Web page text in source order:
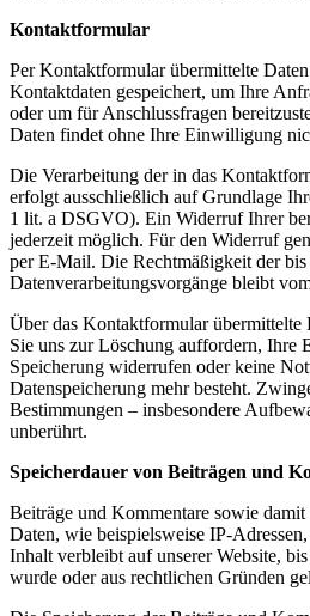
Kontaktformular
Per Kontaktformular übermittelte
Kontaktdaten gespeichert, um Ihre
oder um für Anschlussfragen
Daten findet ohne Ihre Einwilligung
Die Verarbeitung der in das
erfolgt ausschließlich auf Grundlage
1 lit. a DSGVO). Ein Widerruf Ihrer
jederzeit möglich. Für den Widerruf
per E-Mail. Die Rechtmäßigkeit der
Datenverarbeitungsvorgänge bleibt
Über das Kontaktformular übermittelte
Sie uns zur Löschung auffordern, Ihre
Speicherung widerrufen oder keine
Datenspeicherung mehr besteht.
Bestimmungen – insbesondere
unberührt.
Speicherdauer von Beiträgen und
Beiträge und Kommentare sowie
Daten, wie beispielsweise IP-
Inhalt verbleibt auf unserer Website,
wurde oder aus rechtlichen Gründen